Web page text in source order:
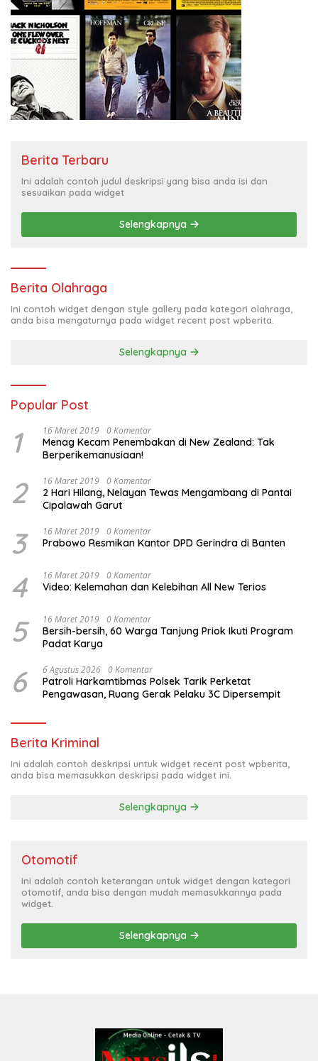
Berita Terbaru
Ini adalah contoh judul deskripsi yang bisa anda isi dan
sesuaikan pada widget
Selengkapnya
Berita Olahraga
Ini contoh widget dengan style gallery pada kategori olahraga,
anda bisa mengaturnya pada widget recent post wpberita.
Selengkapnya
Popular Post
1 16 Maret 2019 0 Komentar
Menag Kecam Penembakan di New Zealand: Tak
Berperikemanusiaan!
2 16 Maret 2019 0 Komentar
2 Hari Hilang, Nelayan Tewas Mengambang di Pantai
Cipalawah Garut
3 16 Maret 2019 0 Komentar
Prabowo Resmikan Kantor DPD Gerindra di Banten
4 16 Maret 2019 0 Komentar
Video: Kelemahan dan Kelebihan All New Terios
5 16 Maret 2019 0 Komentar
Bersih-bersih, 60 Warga Tanjung Priok Ikuti Program
Padat Karya
6 6 Agustus 2026 0 Komentar
Patroli Harkamtibmas Polsek Tarik Perketat
Pengawasan, Ruang Gerak Pelaku 3C Dipersempit
Berita Kriminal
Ini adalah contoh deskripsi untuk widget recent post wpberita,
anda bisa memasukkan deskripsi pada widget ini.
Selengkapnya
Otomotif
Ini adalah contoh keterangan untuk widget dengan kategori
otomotif, anda bisa dengan mudah memasukkannya pada
widget.
Selengkapnya